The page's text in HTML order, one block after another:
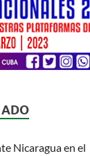
Nicaragua en el